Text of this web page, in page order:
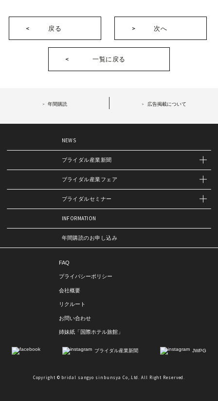
戻る 次へ
一覧に戻る
年間購読 広告掲載について
NEWS
ブライダル産業新聞
ブライダル産業フェア
ブライダルセミナー
INFORMATION
年間購読のお申し込み
FAQ
プライバシーポリシー
会社概要
リクルート
お問い合わせ
姉妹紙「国際ホテル旅館」
ブライダル産業新聞 JWPG
Copyright © bridal sangyo sinbunsya Co,.Ltd. All Right Reserved.